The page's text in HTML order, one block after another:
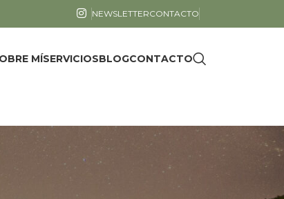
NEWSLETTERCONTACTO
MÍSERVICIOSBLOGCONTACTO